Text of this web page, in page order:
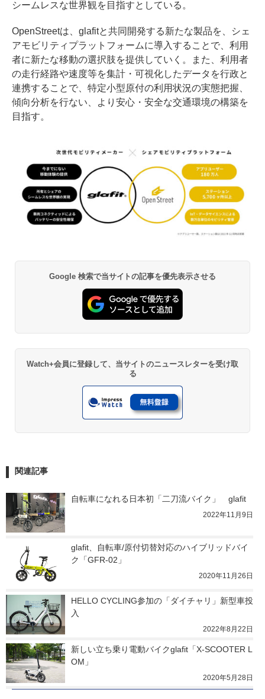
シームレスな世界観を目指すとしている。
OpenStreetは、glafitと共同開発する新たな製品を、シェ
アモビリティプラットフォームに導入することで、利用
者に新たな移動の選択肢を提供していく。また、利用者
の走行経路や速度等を集計・可視化したデータを行政と
連携することで、特定小型原付の利用状況の実態把握、
傾向分析を行ない、より安心・安全な交通環境の構築を
目指す。
Google 検索で当サイトの記事を優先表示させる
Watch+会員に登録して、当サイトのニュースレターを受け取
る
関連記事
自転車になれる日本初「二刀流バイク」　glafit
2022年11月9日
glafit、自転車/原付切替対応のハイブリッドバイ
ク「GFR-02」
2020年11月26日
HELLO CYCLING参加の「ダイチャリ」新型車投
入
2022年8月22日
新しい立ち乗り電動バイクglafit「X-SCOOTER L
OM」
2020年5月28日